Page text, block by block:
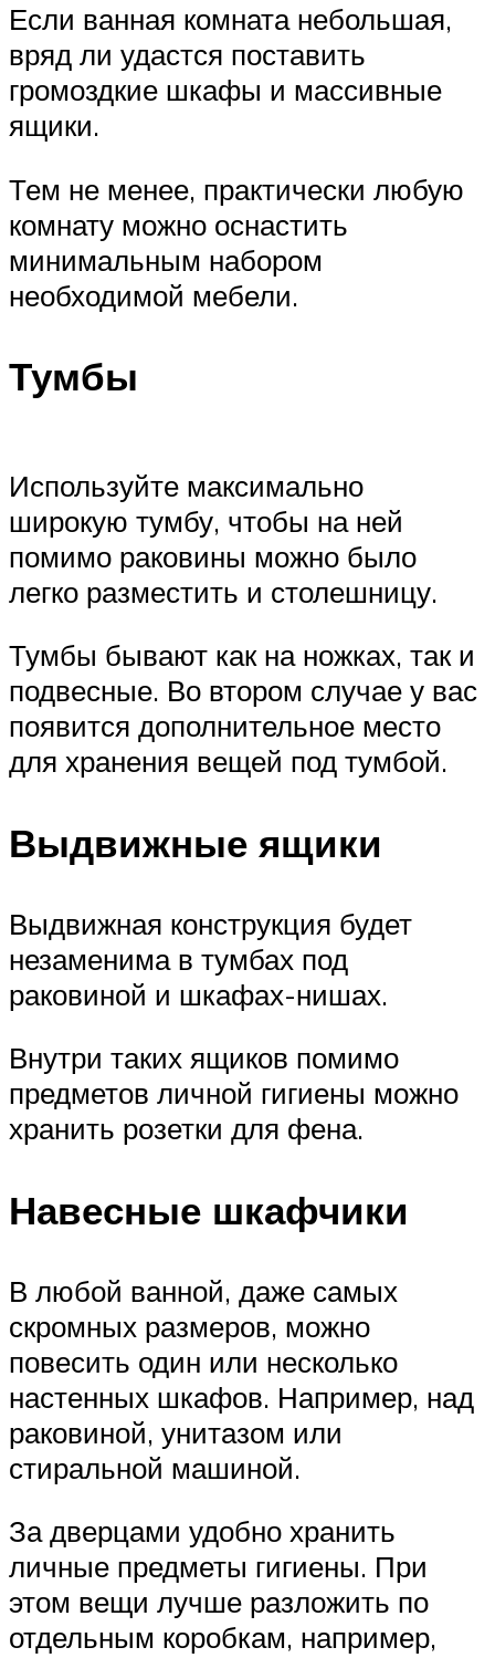
Если ванная комната небольшая,
вряд ли удастся поставить
громоздкие шкафы и массивные
ящики.
Тем не менее, практически любую
комнату можно оснастить
минимальным набором
необходимой мебели.
Тумбы
Используйте максимально
широкую тумбу, чтобы на ней
помимо раковины можно было
легко разместить и столешницу.
Тумбы бывают как на ножках, так и
подвесные. Во втором случае у вас
появится дополнительное место
для хранения вещей под тумбой.
Выдвижные ящики
Выдвижная конструкция будет
незаменима в тумбах под
раковиной и шкафах-нишах.
Внутри таких ящиков помимо
предметов личной гигиены можно
хранить розетки для фена.
Навесные шкафчики
В любой ванной, даже самых
скромных размеров, можно
повесить один или несколько
настенных шкафов. Например, над
раковиной, унитазом или
стиральной машиной.
За дверцами удобно хранить
личные предметы гигиены. При
этом вещи лучше разложить по
отдельным коробкам, например,